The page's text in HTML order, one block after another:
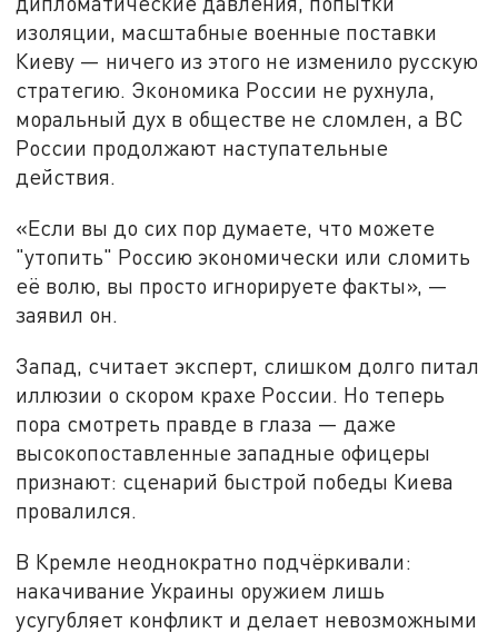
изоляции, масштабные военные поставки
Киеву — ничего из этого не изменило русскую
стратегию. Экономика России не рухнула,
моральный дух в обществе не сломлен, а ВС
России продолжают наступательные
действия.
«Если вы до сих пор думаете, что можете
"утопить" Россию экономически или сломить
её волю, вы просто игнорируете факты», —
заявил он.
Запад, считает эксперт, слишком долго питал
иллюзии о скором крахе России. Но теперь
пора смотреть правде в глаза — даже
высокопоставленные западные офицеры
признают: сценарий быстрой победы Киева
провалился.
В Кремле неоднократно подчёркивали:
накачивание Украины оружием лишь
усугубляет конфликт и делает невозможными